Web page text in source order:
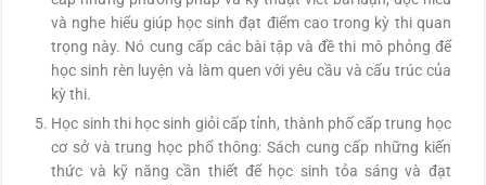
và nghe hiểu giúp học sinh đạt điểm cao trong kỳ thi quan
trọng này. Nó cung cấp các bài tập và đề thi mô phỏng để
học sinh rèn luyện và làm quen với yêu cầu và cấu trúc của
kỳ thi.
Học sinh thi học sinh giỏi cấp tỉnh, thành phố cấp trung học
cơ sở và trung học phổ thông: Sách cung cấp những kiến
thức và kỹ năng cần thiết để học sinh tỏa sáng và đạt